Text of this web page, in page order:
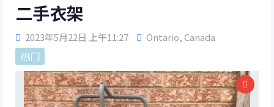
二手衣架
2023年5月22日 上午11:27 Ontario,Canada
热门